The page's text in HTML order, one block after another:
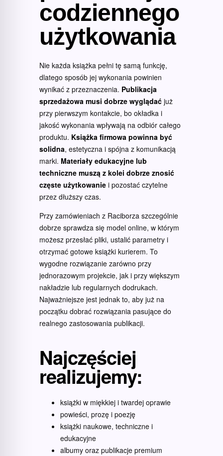
codziennego
użytkowania
Nie każda książka pełni tę samą funkcję,
dlatego sposób jej wykonania powinien
wynikać z przeznaczenia. Publikacja
sprzedażowa musi dobrze wyglądać już
przy pierwszym kontakcie, bo okładka i
jakość wykonania wpływają na odbiór całego
produktu. Książka firmowa powinna być
solidna, estetyczna i spójna z komunikacją
marki. Materiały edukacyjne lub
techniczne muszą z kolei dobrze znosić
częste użytkowanie i pozostać czytelne
przez dłuższy czas.
Przy zamówieniach z Raciborza szczególnie
dobrze sprawdza się model online, w którym
możesz przesłać pliki, ustalić parametry i
otrzymać gotowe książki kurierem. To
wygodne rozwiązanie zarówno przy
jednorazowym projekcie, jak i przy większym
nakładzie lub regularnych dodrukach.
Najważniejsze jest jednak to, aby już na
początku dobrać rozwiązania pasujące do
realnego zastosowania publikacji.
Najczęściej
realizujemy:
książki w miękkiej i twardej oprawie
powieści, prozę i poezję
książki naukowe, techniczne i
edukacyjne
albumy oraz publikacje premium